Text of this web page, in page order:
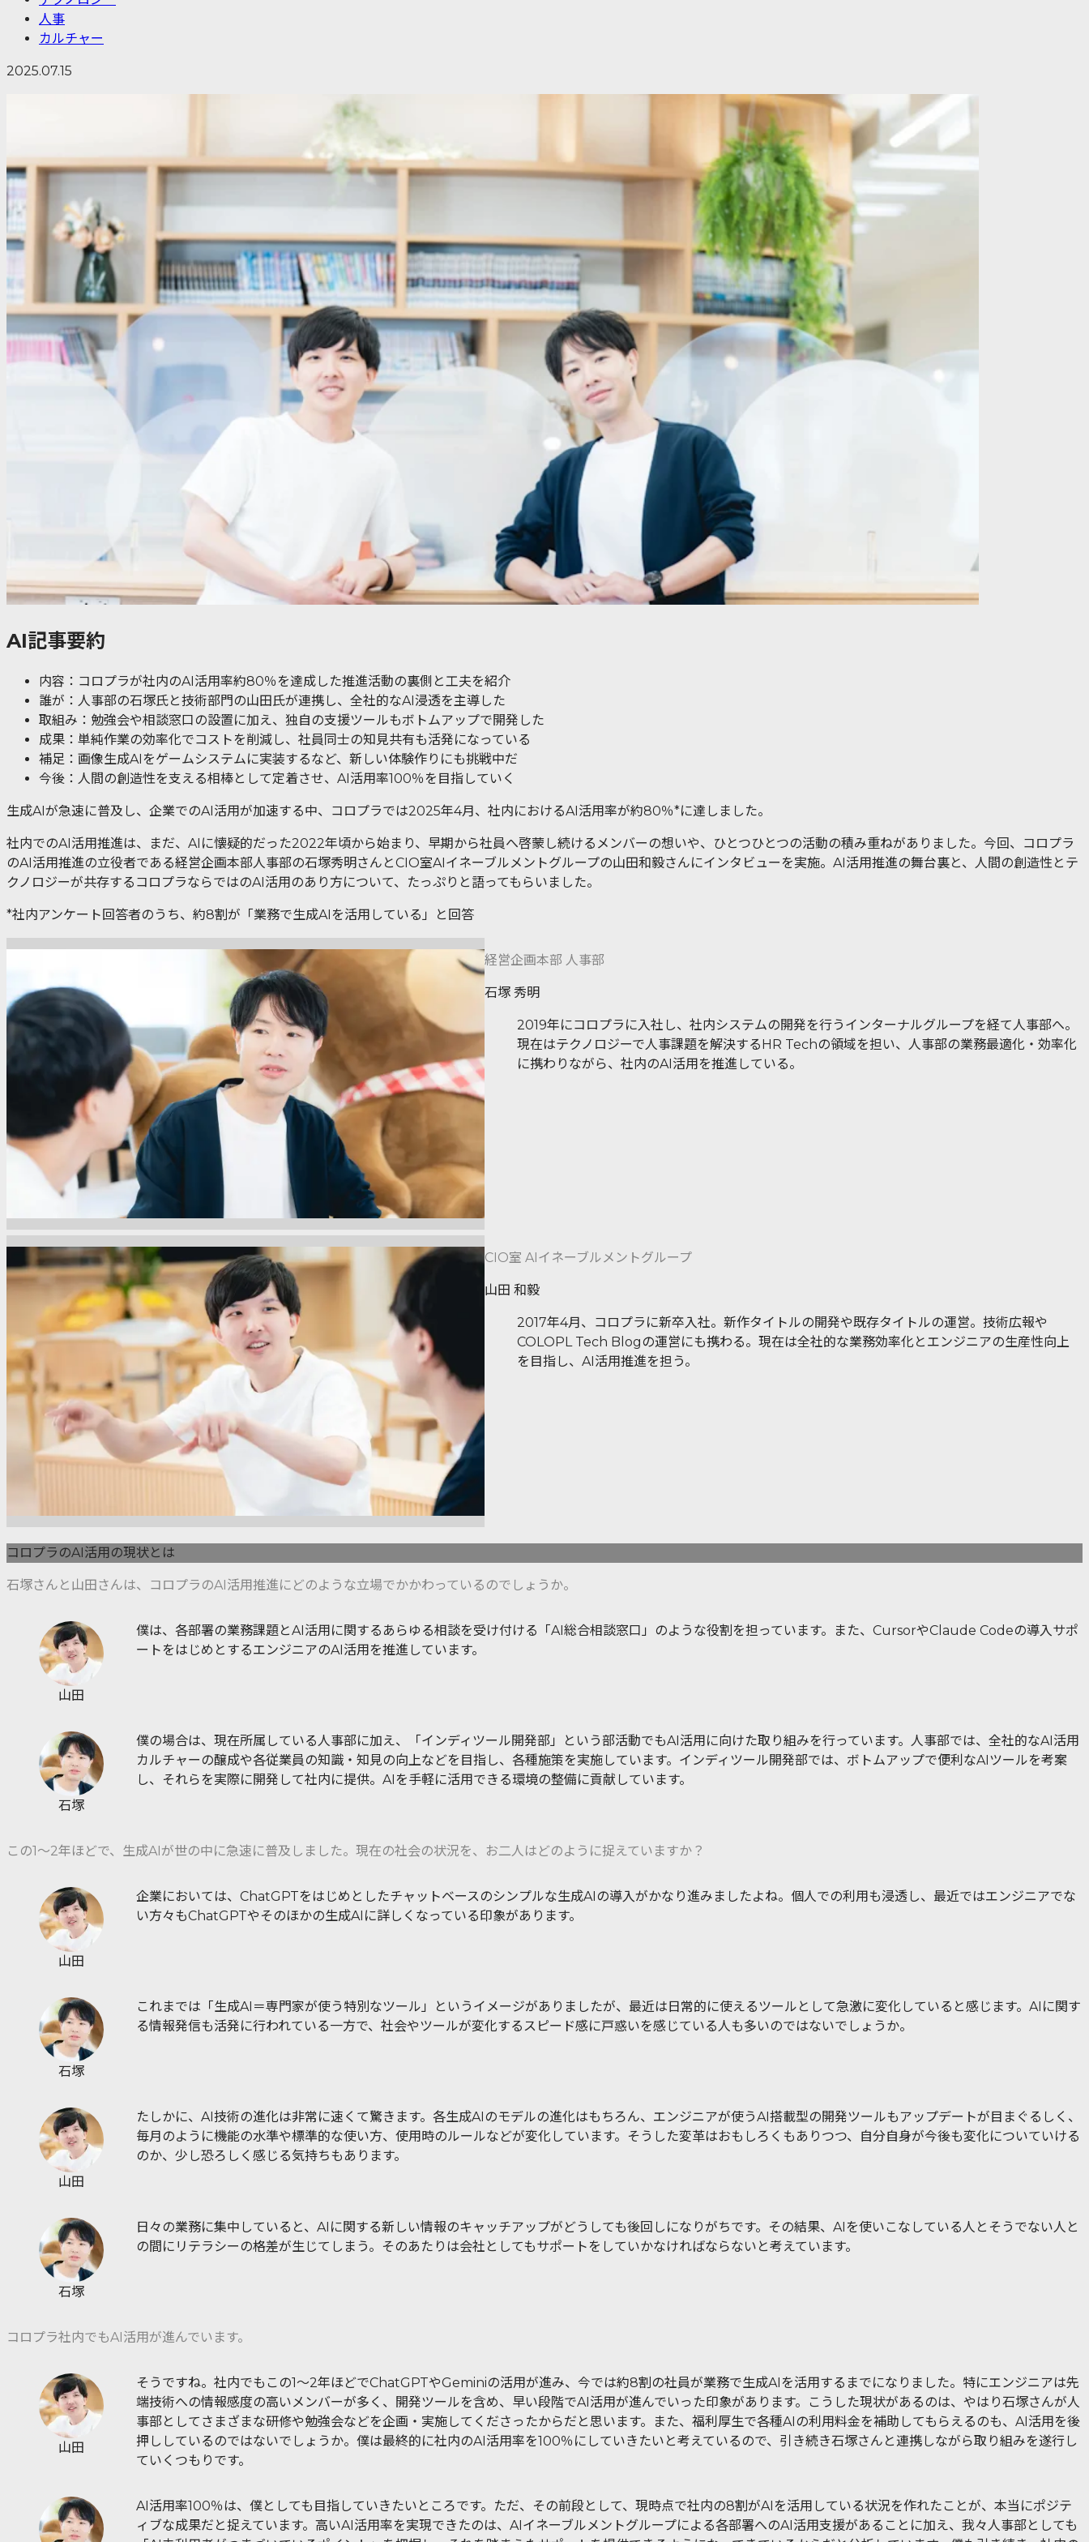
人事
カルチャー
2025.07.15
AI記事要約
内容：コロプラが社内のAI活用率約80％を達成した推進活動の裏側と工夫を紹介
誰が：人事部の石塚氏と技術部門の山田氏が連携し、全社的なAI浸透を主導した
取組み：勉強会や相談窓口の設置に加え、独自の支援ツールもボトムアップで開発した
成果：単純作業の効率化でコストを削減し、社員同士の知見共有も活発になっている
補足：画像生成AIをゲームシステムに実装するなど、新しい体験作りにも挑戦中だ
今後：人間の創造性を支える相棒として定着させ、AI活用率100％を目指していく
生成AIが急速に普及し、企業でのAI活用が加速する中、コロプラでは2025年4月、社内におけるAI活用率が約80％*に達しました。
社内でのAI活用推進は、まだ、AIに懐疑的だった2022年頃から始まり、早期から社員へ啓蒙し続けるメンバーの想いや、ひとつひとつの活動の積み重ねがありました。今回、コロプラ
のAI活用推進の立役者である経営企画本部人事部の石塚秀明さんとCIO室AIイネーブルメントグループの山田和毅さんにインタビューを実施。AI活用推進の舞台裏と、人間の創造性とテ
クノロジーが共存するコロプラならではのAI活用のあり方について、たっぷりと語ってもらいました。
*社内アンケート回答者のうち、約8割が「業務で生成AIを活用している」と回答
経営企画本部 人事部
石塚 秀明
2019年にコロプラに入社し、社内システムの開発を行うインターナルグループを経て人事部へ。
現在はテクノロジーで人事課題を解決するHR Techの領域を担い、人事部の業務最適化・効率化
に携わりながら、社内のAI活用を推進している。
CIO室 AIイネーブルメントグループ
山田 和毅
2017年4月、コロプラに新卒入社。新作タイトルの開発や既存タイトルの運営。技術広報や
COLOPL Tech Blogの運営にも携わる。現在は全社的な業務効率化とエンジニアの生産性向上
を目指し、AI活用推進を担う。
コロプラのAI活用の現状とは
石塚さんと山田さんは、コロプラのAI活用推進にどのような立場でかかわっているのでしょうか。
山田
僕は、各部署の業務課題とAI活用に関するあらゆる相談を受け付ける「AI総合相談窓口」のような役割を担っています。また、CursorやClaude Codeの導入サポ
ートをはじめとするエンジニアのAI活用を推進しています。
石塚
僕の場合は、現在所属している人事部に加え、「インディツール開発部」という部活動でもAI活用に向けた取り組みを行っています。人事部では、全社的なAI活用
カルチャーの醸成や各従業員の知識・知見の向上などを目指し、各種施策を実施しています。インディツール開発部では、ボトムアップで便利なAIツールを考案
し、それらを実際に開発して社内に提供。AIを手軽に活用できる環境の整備に貢献しています。
この1～2年ほどで、生成AIが世の中に急速に普及しました。現在の社会の状況を、お二人はどのように捉えていますか？
山田
企業においては、ChatGPTをはじめとしたチャットベースのシンプルな生成AIの導入がかなり進みましたよね。個人での利用も浸透し、最近ではエンジニアでな
い方々もChatGPTやそのほかの生成AIに詳しくなっている印象があります。
石塚
これまでは「生成AI＝専門家が使う特別なツール」というイメージがありましたが、最近は日常的に使えるツールとして急激に変化していると感じます。AIに関す
る情報発信も活発に行われている一方で、社会やツールが変化するスピード感に戸惑いを感じている人も多いのではないでしょうか。
山田
たしかに、AI技術の進化は非常に速くて驚きます。各生成AIのモデルの進化はもちろん、エンジニアが使うAI搭載型の開発ツールもアップデートが目まぐるしく、
毎月のように機能の水準や標準的な使い方、使用時のルールなどが変化しています。そうした変革はおもしろくもありつつ、自分自身が今後も変化についていける
のか、少し恐ろしく感じる気持ちもあります。
石塚
日々の業務に集中していると、AIに関する新しい情報のキャッチアップがどうしても後回しになりがちです。その結果、AIを使いこなしている人とそうでない人と
の間にリテラシーの格差が生じてしまう。そのあたりは会社としてもサポートをしていかなければならないと考えています。
コロプラ社内でもAI活用が進んでいます。
山田
そうですね。社内でもこの1〜2年ほどでChatGPTやGeminiの活用が進み、今では約8割の社員が業務で生成AIを活用するまでになりました。特にエンジニアは先
端技術への情報感度の高いメンバーが多く、開発ツールを含め、早い段階でAI活用が進んでいった印象があります。こうした現状があるのは、やはり石塚さんが人
事部としてさまざまな研修や勉強会などを企画・実施してくださったからだと思います。また、福利厚生で各種AIの利用料金を補助してもらえるのも、AI活用を後
押ししているのではないでしょうか。僕は最終的に社内のAI活用率を100％にしていきたいと考えているので、引き続き石塚さんと連携しながら取り組みを遂行し
ていくつもりです。
AI活用率100％は、僕としても目指していきたいところです。ただ、その前段として、現時点で社内の8割がAIを活用している状況を作れたことが、本当にポジテ
ィブな成果だと捉えています。高いAI活用率を実現できたのは、AIイネーブルメントグループによる各部署へのAI活用支援があることに加え、我々人事部としても